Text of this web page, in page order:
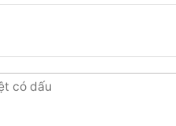
lượng mặt trời Hyundai